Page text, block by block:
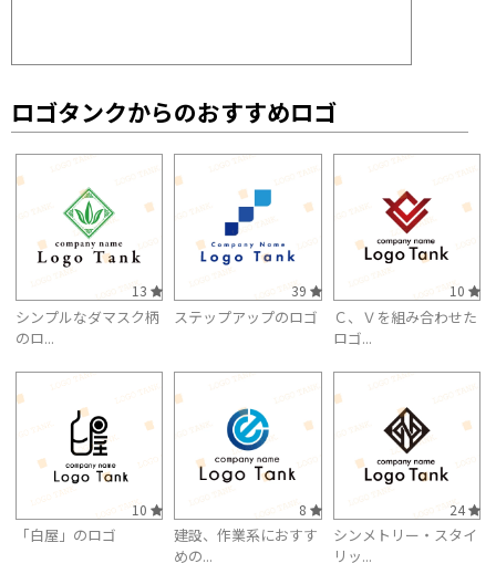
ロゴタンクからのおすすめロゴ
13
シンプルなダマスク柄
のロ...
39
ステップアップのロゴ
10
Ｃ、Ｖを組み合わせた
ロゴ...
10
「白屋」のロゴ
8
建設、作業系におすす
めの...
24
シンメトリー・スタイ
リッ...